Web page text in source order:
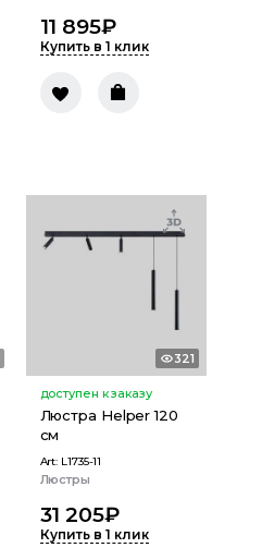
11 895₽
Купить в 1 клик
321
доступен к заказу
Люстра Helper 120
см
Art: L1735-11
Люстры
31 205₽
Купить в 1 клик